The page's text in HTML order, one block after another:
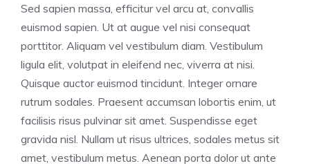
Sed sapien massa, efficitur vel arcu at, convallis
euismod sapien. Ut at augue vel nisi consequat
porttitor. Aliquam vel vestibulum diam. Vestibulum
ligula elit, volutpat in eleifend nec, viverra at nisi.
Quisque auctor euismod tincidunt. Integer ornare
rutrum sodales. Praesent accumsan lobortis enim, ut
facilisis risus pulvinar sit amet. Suspendisse eget
gravida nisl. Nullam ut risus ultrices, sodales metus sit
amet, vestibulum metus. Aenean porta dolor ut ante